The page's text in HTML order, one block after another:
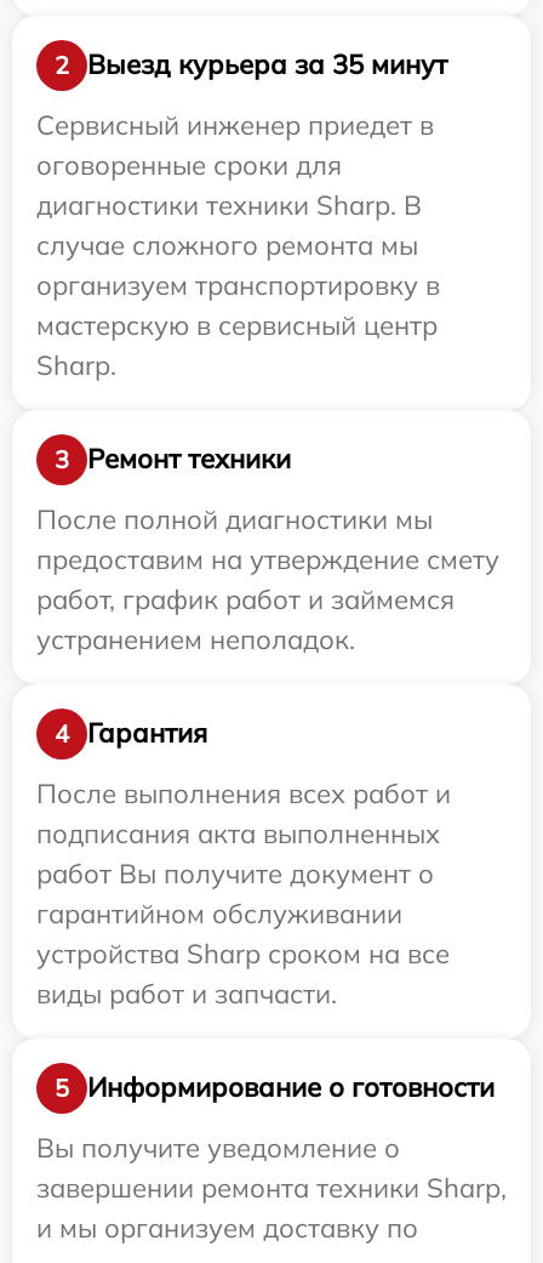
2
Выезд курьера за 35 минут
Сервисный инженер приедет в
оговоренные сроки для
диагностики техники Sharp. В
случае сложного ремонта мы
организуем транспортировку в
мастерскую в сервисный центр
Sharp.
3
Ремонт техники
После полной диагностики мы
предоставим на утверждение смету
работ, график работ и займемся
устранением неполадок.
4
Гарантия
После выполнения всех работ и
подписания акта выполненных
работ Вы получите документ о
гарантийном обслуживании
устройства Sharp сроком на все
виды работ и запчасти.
5
Информирование о готовности
Вы получите уведомление о
завершении ремонта техники Sharp,
и мы организуем доставку по